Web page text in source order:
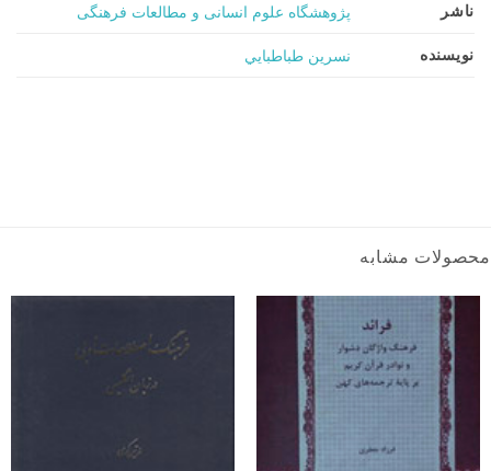
ناشر پژوهشگاه علوم انسانی و مطالعات فرهنگی
نویسنده نسرين طباطبايي
محصولات مشابه